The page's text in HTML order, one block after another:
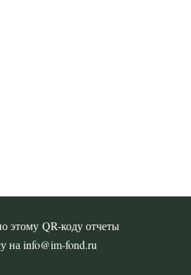
этому QR-коду отчеты
на info@im-fond.ru